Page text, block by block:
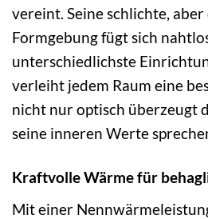
vereint. Seine schlichte,
Formgebung fügt sich
unterschiedlichste
verleiht jedem Raum eine
nicht nur optisch überzeugt
seine inneren Werte
Kraftvolle Wärme für
Mit einer